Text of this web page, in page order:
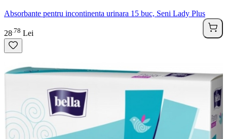
Absorbante pentru incontinenta urinara 15 buc, Seni Lady Plus
28 78 Lei